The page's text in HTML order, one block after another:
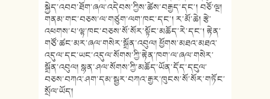
སྐྱེད་འབབ་ཐོག་ཞལ་འདེབས་ཀྱིས་ཚེས་བརྒྱད་དང༌། བཅོ་ལྔ།
གནམ་གང་བཅས་ལ་གཙུག་ལག་ཁང་དང༌། ར་མོ་ཆེ། རྩེ་
འཕགས་པ་ལྷ་ཁང་བཅས་སོ་སོར་སྟོང་མཆོད་རེ་དང༌། རྟེན་
གཙོ་ཚང་མར་ཞལ་གསེར་སྒྲོན་འབུལ། ཕྱོགས་མཐའ་མཐའ་
འདུལ་དང་ཡང་འདུལ་སོགས་ཀྱི་རྟེན་ཁག་ལ་ཞལ་གསེར་
སྒྲོན་འབུལ། སྙན་ཤལ་སོགས་ཀྱི་མཆོད་ཡོན་དོད་དངུལ་
བཅས་བཀའ་ཤག་དམ་སྦྱར་བཀའ་རྒྱར་ཁུངས་སོ་སོར་གཏོང་
སྲོལ་ཡོད།